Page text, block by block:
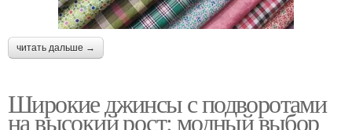
читать дальше →
Широкие джинсы с подворотами
на высокий рост: модный выбор